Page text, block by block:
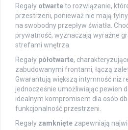
Regały otwarteto rozwiązanie,
przestrzeni, ponieważ nie mają
na swobodny przepływ światła.
prywatność, wyznaczają wyraźne
strefami wnętrza.
Regały półotwarte,
zabudowanymi frontami, łączą
Gwarantują większą intymność niż
jednocześnie umożliwiając pewien
idealnym kompromisem dla osób
funkcjonalność przestrzeni.
Regały zamknięte zapewniają